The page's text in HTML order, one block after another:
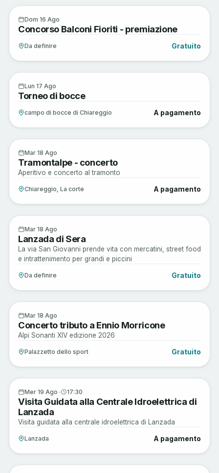
Sagre e Tradizioni
Dom 16 Ago
Concorso Balconi Fioriti - premiazione
Da definire Gratuito
Musica e Spettacoli
Lun 17 Ago
Torneo di bocce
campo di bocce di Chiareggio A pagamento
Musica e Spettacoli
Mar 18 Ago
Tramontalpe - concerto
Aperitivo e concerto al tramonto
Chiareggio, La corte A pagamento
Enogastronomia
Mar 18 Ago
Lanzada di Sera
La via San Giovanni prende vita con mercatini, street food
e intrattenimento per grandi e piccini
Da definire Gratuito
Arte e Cultura
Mar 18 Ago
Concerto tributo a Ennio Morricone
Alpi Sonanti XIV edizione 2026
Palazzetto dello sport Gratuito
Arte e Cultura
AGO
Mer 19 Ago · 17:30
Visita Guidata alla Centrale Idroelettrica di
Lanzada
Visita guidata alla centrale idroelettrica di Lanzada
Lanzada A pagamento